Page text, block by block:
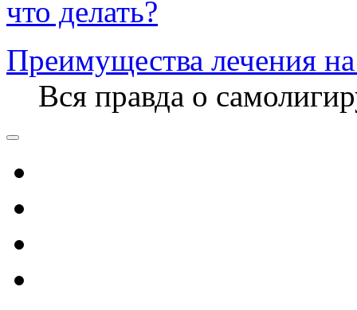
что делать?
Преимущества лечения
Вся правда о